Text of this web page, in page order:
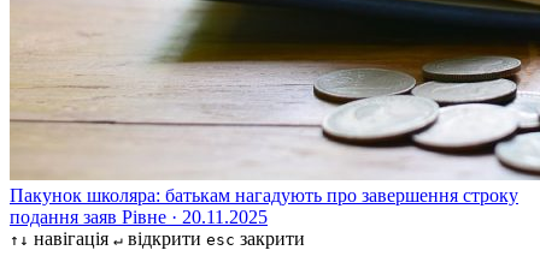
Пакунок школяра: батькам нагадують про завершення строку
подання заяв Рівне · 20.11.2025
↑↓ навігація ↵ відкрити esc закрити